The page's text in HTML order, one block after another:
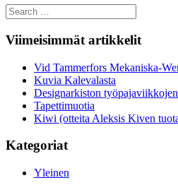
Search
for:
Viimeisimmät artikkelit
Vid Tammerfors Mekaniska-
Kuvia Kalevalasta
Designarkiston työpajaviikkojen
Tapettimuotia
Kiwi (otteita Aleksis Kiven
Kategoriat
Yleinen